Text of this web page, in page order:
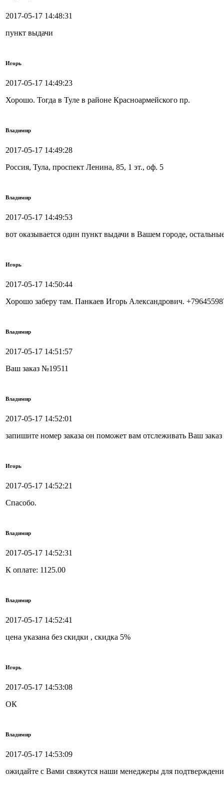
2017-05-17 14:48:31
пункт выдачи
Игорь
2017-05-17 14:49:23
Хорошо. Тогда в Туле в районе Красноармейского пр.
Владимир
2017-05-17 14:49:28
Россия, Тула, проспект Ленина, 85, 1 эт., оф. 5
Владимир
2017-05-17 14:49:53
вот оказывается один пункт выдачи в Вашем городе,
Игорь
2017-05-17 14:50:44
Хорошо заберу там. Панкаев Игорь Александрович.
Владимир
2017-05-17 14:51:57
Ваш заказ №19511
Владимир
2017-05-17 14:52:01
запишите номер заказа он поможет вам отслеживать Ваш заказ
Игорь
2017-05-17 14:52:21
Спасобо.
Владимир
2017-05-17 14:52:31
К оплате: 1125.00
Владимир
2017-05-17 14:52:41
цена указана без скидки , скидка 5%
Игорь
2017-05-17 14:53:08
ОК
Владимир
2017-05-17 14:53:09
ожидайте с Вами свяжутся наши менеджеры для